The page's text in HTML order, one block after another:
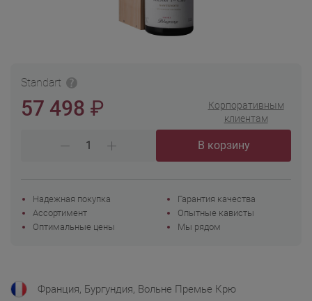
Франция, Бургундия, Вольне Премье Крю
Standart
57 498 ₽
Корпоративным
клиентам
В корзину
Надежная покупка
Гарантия качества
Ассортимент
Опытные кависты
Оптимальные цены
Мы рядом